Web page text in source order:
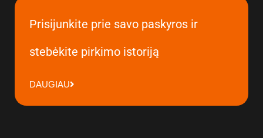
Prisijunkite prie savo paskyros ir
stebėkite pirkimo istoriją
DAUGIAU